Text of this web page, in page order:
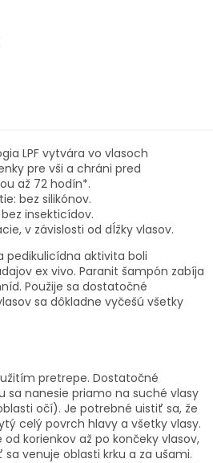
LPF vytvára vo vlasoch
pre vši a chráni pred
až 72 hodín*.
bez silikónov.
insekticídov.
v závislosti od dĺžky vlasov.
pedikulicídna aktivita boli
ex vivo. Paranit šampón zabíja
Použije sa dostatočné
sa dôkladne vyčešú všetky
pretrepe. Dostatočné
sa nanesie priamo na suché vlasy
očí). Je potrebné uistiť sa, že
celý povrch hlavy a všetky vlasy.
korienkov až po končeky vlasov,
venuje oblasti krku a za ušami.